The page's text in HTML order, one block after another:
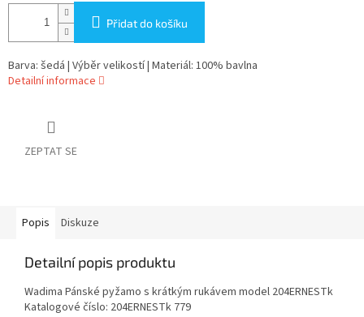
Přidat do košíku
Barva: šedá | Výběr velikostí | Materiál: 100% bavlna
Detailní informace
ZEPTAT SE
Popis Diskuze
Detailní popis produktu
Wadima Pánské pyžamo s krátkým rukávem model 204ERNESTk
Katalogové číslo: 204ERNESTk 779